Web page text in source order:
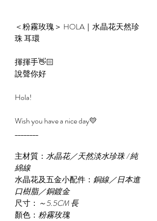
＜粉霧玫瑰＞ HOLA｜水晶花天然珍
珠 耳環
揮揮手👋🏻
說聲你好
Hola!
Wish you have a nice day💛
主材質： 水晶花／天然淡水珍珠 / 純
綿線
水晶花及五金小配件： 銅線／日本進
口樹脂／銅鍍金
尺寸： ～5.5CM 長
顏色： 粉霧玫瑰